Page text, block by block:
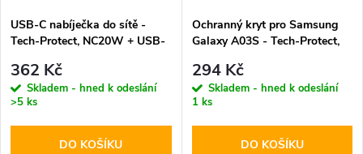
USB-C nabíječka do sítě -
Tech-Protect, NC20W + USB-
362 Kč
Skladem - hned k odeslání
>5 ks
DO KOŠÍKU
Ochranný kryt pro Samsung
Galaxy A03S - Tech-Protect,
294 Kč
Skladem - hned k odeslání
1 ks
DO KOŠÍKU